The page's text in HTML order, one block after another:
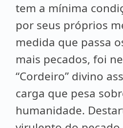
tem a mínima
por seus próprios
medida que passa
mais pecados, foi
“Cordeiro” divino
carga que pesa
humanidade.